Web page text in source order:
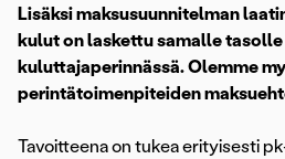
Lisäksi maksusuunnitelman
kulut on laskettu samalle
kuluttajaperinnässä. Olemme
perintätoimenpiteiden
Tavoitteena on tukea erityisesti